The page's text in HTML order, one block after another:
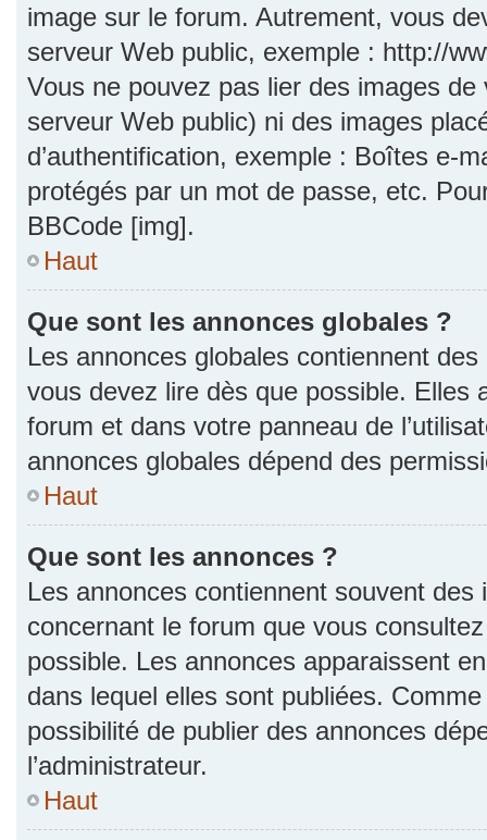
image sur le forum. Autrement, vous
serveur Web public, exemple : http://
Vous ne pouvez pas lier des images
serveur Web public) ni des images
d’authentification, exemple : Boîtes e-
protégés par un mot de passe, etc.
BBCode [img].
Haut
Que sont les annonces globales ?
Les annonces globales contiennent
vous devez lire dès que possible. Elles
forum et dans votre panneau de
annonces globales dépend des
Haut
Que sont les annonces ?
Les annonces contiennent souvent
concernant le forum que vous
possible. Les annonces apparaissent
dans lequel elles sont publiées.
possibilité de publier des annonces
l’administrateur.
Haut